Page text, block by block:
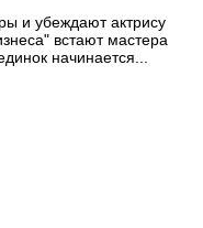
и убеждают актрису
встают мастера
начинается...